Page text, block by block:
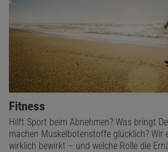
Fitness
Hilft Sport beim Abnehmen? Was bringt
machen Muskelbotenstoffe glücklich? Wir
wirklich bewirkt – und welche Rolle die